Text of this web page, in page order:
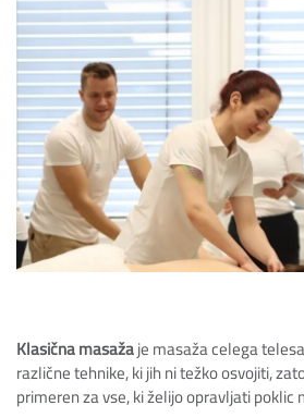
Klasična masažaje masaža celega
različne tehnike, ki jih ni težko osvojiti,
primeren za vse, ki želijo opravljati poklic